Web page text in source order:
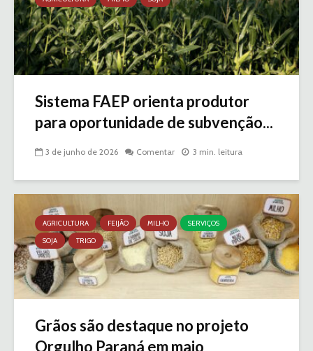
Sistema FAEP orienta produtor
para oportunidade de subvenção...
3 de junho de 2026 Comentar 3 min. leitura
AGRICULTURA FEIJÃO MILHO
SERVIÇOS
SOJA
TRIGO
Grãos são destaque no projeto
Orgulho Paraná em maio